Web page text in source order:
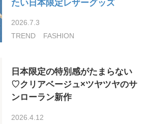
たい日本限定レザーグッズ
2026.7.3
TREND
FASHION
日本限定の特別感がたまらない
♡クリアベージュ×ツヤツヤのサ
ンローラン新作
2026.4.12